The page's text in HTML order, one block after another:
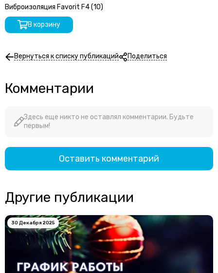
Виброизоляция Favorit F4 (10)
В корзину
Вернуться к списку публикаций Поделиться
Комментарии
Здесь еще никто не оставлял комментарии. Будьте
первым!
Оставить комментарий
Другие публикации
30 Декабря 2025